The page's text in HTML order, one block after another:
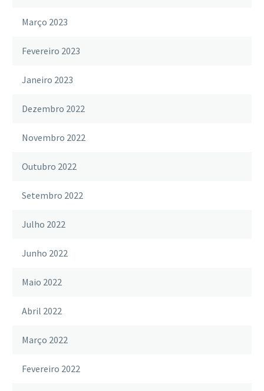
Março 2023
Fevereiro 2023
Janeiro 2023
Dezembro 2022
Novembro 2022
Outubro 2022
Setembro 2022
Julho 2022
Junho 2022
Maio 2022
Abril 2022
Março 2022
Fevereiro 2022